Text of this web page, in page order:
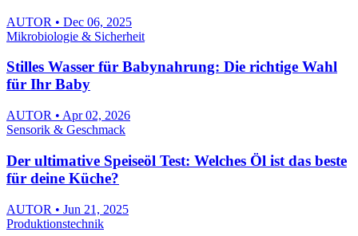
AUTOR • Dec 06, 2025
Mikrobiologie & Sicherheit
Stilles Wasser für Babynahrung: Die richtige Wahl
für Ihr Baby
AUTOR • Apr 02, 2026
Sensorik & Geschmack
Der ultimative Speiseöl Test: Welches Öl ist das beste
für deine Küche?
AUTOR • Jun 21, 2025
Produktionstechnik